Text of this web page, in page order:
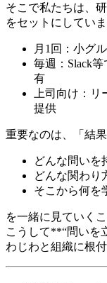
そこで私たちは、
をセットにしていま
月1回：小グ
毎週：Slack
有
上司向け：
提供
重要なのは、「結
どんな問いを
どんな関わり
そこから何を
を一緒に見ていくこ
こうして**“問いを
わじわと組織に根